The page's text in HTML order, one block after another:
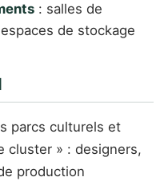
: salles de
de stockage
parcs culturels et
cluster » : designers,
production